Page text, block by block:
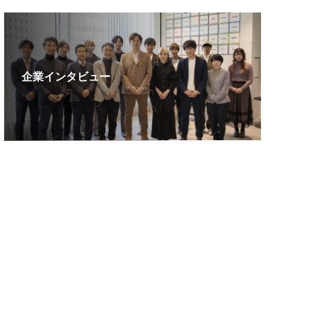
企業インタビュー